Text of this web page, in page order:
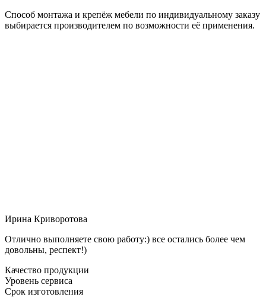
Способ монтажа и крепёж мебели по индивидуальному заказу
выбирается производителем по возможности её применения.
Ирина Криворотова
Отлично выполняете свою работу:) все остались более чем
довольны, респект!)
Качество продукции
Уровень сервиса
Срок изготовления